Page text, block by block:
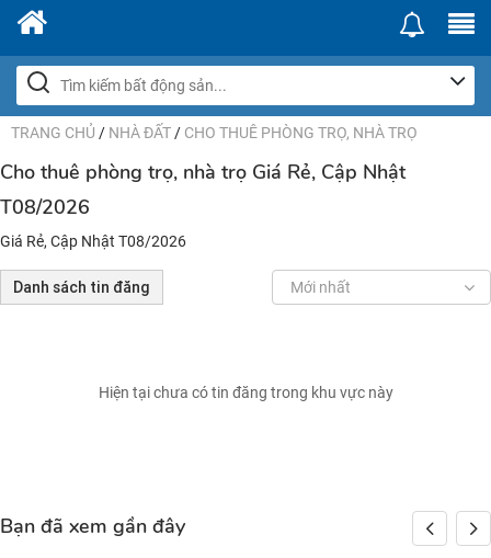
TRANG CHỦ / NHÀ ĐẤT / CHO THUÊ PHÒNG TRỌ, NHÀ TRỌ
Cho thuê phòng trọ, nhà trọ Giá Rẻ, Cập Nhật
T08/2026
Giá Rẻ, Cập Nhật T08/2026
Danh sách tin đăng Mới nhất
Hiện tại chưa có tin đăng trong khu vực này
Bạn đã xem gần đây